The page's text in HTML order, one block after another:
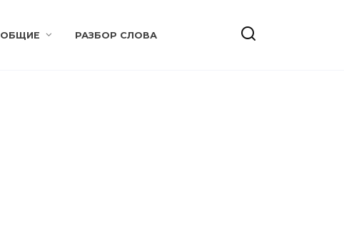
ОБЩИЕ РАЗБОР СЛОВА